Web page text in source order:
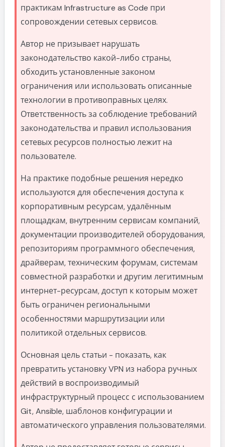
Почему Salamander не стал режимом по
умолчанию
Разбор роли Hysteria2 по файлам: install.yml,
configure.yml, export.yml и генерация QR-
кодов
Install.yml: превращаем чистый VPS в готовую
платформу
Configure.yml: самая важная часть всей
системы
Переменные как язык описания
инфраструктуры
Export.yml: самая недооценённая часть
проекта
Генерация QR-кодов
Генерация HTML-каталога
Почему всё это важно
Почему этот проект лучше популярных one-
click установщиков из GitHub и Telegram
Реальный сценарий эксплуатации: три VPS,
несколько стран и единая VPN-
инфраструктура
Что бы я добавил в следующей версии
GitOps
Итоги: почему я больше не устанавливаю VPN
вручную
практикам Infrastructure as Code при
сопровождении сетевых сервисов.
Автор не призывает нарушать
законодательство какой-либо страны,
обходить установленные законом
ограничения или использовать описанные
технологии в противоправных целях.
Ответственность за соблюдение требований
законодательства и правил использования
сетевых ресурсов полностью лежит на
пользователе.
На практике подобные решения нередко
используются для обеспечения доступа к
корпоративным ресурсам, удалённым
площадкам, внутренним сервисам компаний,
документации производителей оборудования,
репозиториям программного обеспечения,
драйверам, техническим форумам, системам
совместной разработки и другим легитимным
интернет-ресурсам, доступ к которым может
быть ограничен региональными
особенностями маршрутизации или
политикой отдельных сервисов.
Основная цель статьи - показать, как
превратить установку VPN из набора ручных
действий в воспроизводимый
инфраструктурный процесс с использованием
Git, Ansible, шаблонов конфигурации и
автоматического управления пользователями.